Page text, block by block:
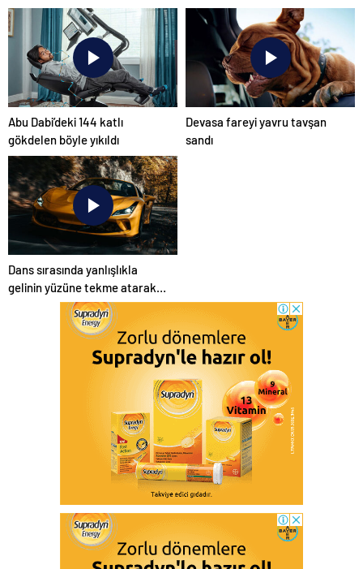
Abu Dabi’deki 144 katlı
gökdelen böyle yıkıldı
Devasa fareyi yavru tavşan
sandı
Dans sırasında yanlışlıkla
gelinin yüzüne tekme atarak
düğünü mahvetti